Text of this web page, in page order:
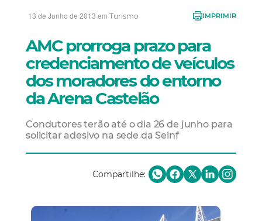
13 de Junho de 2013 em Turismo IMPRIMIR
AMC prorroga prazo para
credenciamento de veículos
dos moradores do entorno
da Arena Castelão
Condutores terão até o dia 26 de junho para
solicitar adesivo na sede da Seinf
Compartilhe: